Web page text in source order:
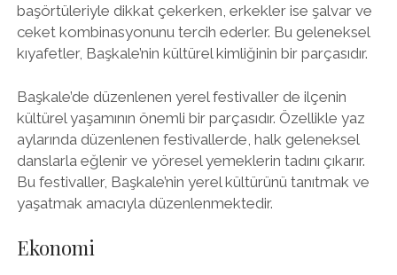
başörtüleriyle dikkat çekerken, erkekler ise şalvar ve
ceket kombinasyonunu tercih ederler. Bu geleneksel
kıyafetler, Başkale’nin kültürel kimliğinin bir parçasıdır.
Başkale’de düzenlenen yerel festivaller de ilçenin
kültürel yaşamının önemli bir parçasıdır. Özellikle yaz
aylarında düzenlenen festivallerde, halk geleneksel
danslarla eğlenir ve yöresel yemeklerin tadını çıkarır.
Bu festivaller, Başkale’nin yerel kültürünü tanıtmak ve
yaşatmak amacıyla düzenlenmektedir.
Ekonomi